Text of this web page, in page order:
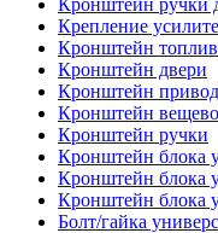
Крепление
Кронштейн
Кронштейн двери
Кронштейн
Кронштейн
Кронштейн ручки
Кронштейн блока
Кронштейн блока
Кронштейн блока
Болт/гайка